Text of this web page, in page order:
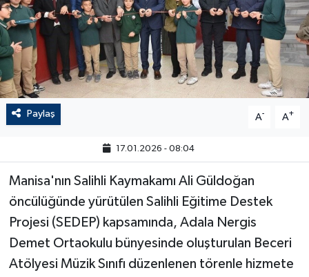
Paylaş A- A+
17.01.2026 - 08:04
Manisa'nın Salihli Kaymakamı Ali Güldoğan
öncülüğünde yürütülen Salihli Eğitime Destek
Projesi (SEDEP) kapsamında, Adala Nergis
Demet Ortaokulu bünyesinde oluşturulan Beceri
Atölyesi Müzik Sınıfı düzenlenen törenle hizmete